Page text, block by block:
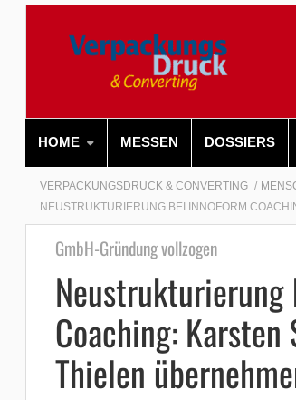
HOME MESSEN DOSSIERS
VERPACKUNGSDRUCK & CONVERTING
NEUSTRUKTURIERUNG BEI INNOFORM
GmbH-Gründung vollzogen
Coaching:
Thielen